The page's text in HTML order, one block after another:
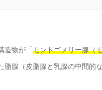
造物が「 モントゴメリー腺（
腺（皮脂腺と乳腺の中間的